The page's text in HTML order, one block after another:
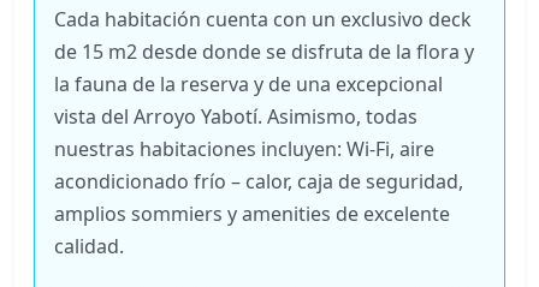
Cada habitación cuenta con un exclusivo deck
de 15 m2 desde donde se disfruta de la flora y
la fauna de la reserva y de una excepcional
vista del Arroyo Yabotí. Asimismo, todas
nuestras habitaciones incluyen: Wi-Fi, aire
acondicionado frío – calor, caja de seguridad,
amplios sommiers y amenities de excelente
calidad.